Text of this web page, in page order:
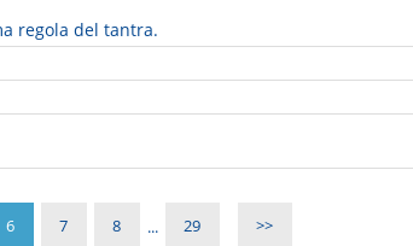
regola del tantra.
6 7 8 ... 29 >>